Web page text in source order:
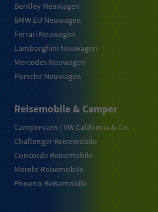
Bentley Neuwagen
BMW EU Neuwagen
Ferrari Neuwagen
Lamborghini Neuwagen
Mercedes Neuwagen
Porsche Neuwagen
Reisemobile & Camper
Campervans | VW California & Co.
Challenger Reisemobile
Concorde Reisemobile
Morelo Reisemobile
Phoenix Reisemobile